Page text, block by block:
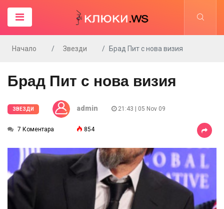
Начало Звезди Брад Пит с нова визия
Брад Пит с нова визия
ЗВЕЗДИ admin 21:43 | 05 Nov 09
7 Коментара 854